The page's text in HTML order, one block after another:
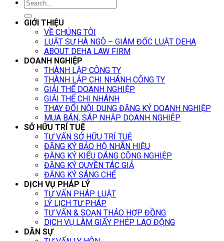
GIỚI THIỆU
VỀ CHÚNG TÔI
LUẬT SƯ HÀ NGÔ – GIÁM ĐỐC LUẬT DEHA
ABOUT DEHA LAW FIRM
DOANH NGHIỆP
THÀNH LẬP CÔNG TY
THÀNH LẬP CHI NHÁNH CÔNG TY
GIẢI THỂ DOANH NGHIỆP
GIẢI THỂ CHI NHÁNH
THAY ĐỔI NỘI DUNG ĐĂNG KÝ DOANH NGHIỆP
MUA BÁN, SÁP NHẬP DOANH NGHIỆP
SỞ HỮU TRÍ TUỆ
TƯ VẤN SỞ HỮU TRÍ TUỆ
ĐĂNG KÝ BẢO HỘ NHÃN HIỆU
ĐĂNG KÝ KIỂU DÁNG CÔNG NGHIỆP
ĐĂNG KÝ QUYỀN TÁC GIẢ
ĐĂNG KÝ SÁNG CHẾ
DỊCH VỤ PHÁP LÝ
TƯ VẤN PHÁP LUẬT
LÝ LỊCH TƯ PHÁP
TƯ VẤN & SOẠN THẢO HỢP ĐỒNG
DỊCH VỤ LÀM GIẤY PHÉP LAO ĐỘNG
DÂN SỰ